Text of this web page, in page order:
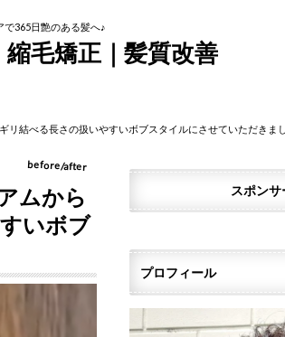
で365日艶のある髪へ♪
毛矯正｜髪質改善
リ結べる長さの扱いやすいボブスタイルにさせていただきま
before/after
ムから
いボブ
スポンサ
プロフィール